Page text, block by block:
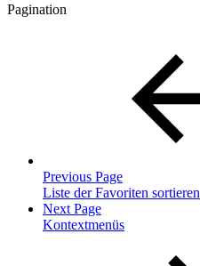
Pagination
Previous Page
Liste der Favoriten sortieren
Next Page
Kontextmenüs